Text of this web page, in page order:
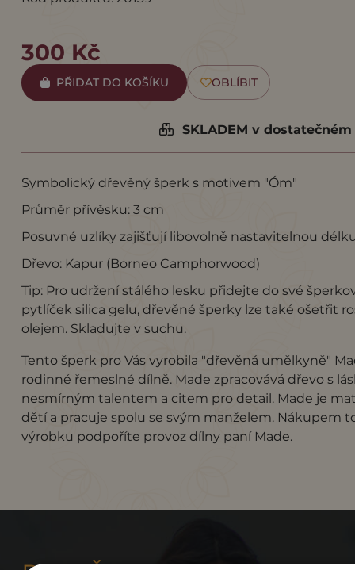
300 Kč
PŘIDAT DO KOŠÍKU OBLÍBIT
SKLADEM v
Symbolický dřevěný šperk s motivem "Óm"
Průměr přívěsku: 3 cm
Posuvné uzlíky zajišťují libovolně nastavitelnou
Dřevo: Kapur (Borneo Camphorwood)
Tip: Pro udržení stálého lesku přidejte do své
pytlíček silica gelu, dřevěné šperky lze také ošetřit
olejem. Skladujte v suchu.
Tento šperk pro Vás vyrobila "dřevěná umělkyně"
rodinné řemeslné dílně. Made zpracovává dřevo s
nesmírným talentem a citem pro detail. Made je
dětí a pracuje spolu se svým manželem. Nákupem
výrobku podpoříte provoz dílny paní Made.